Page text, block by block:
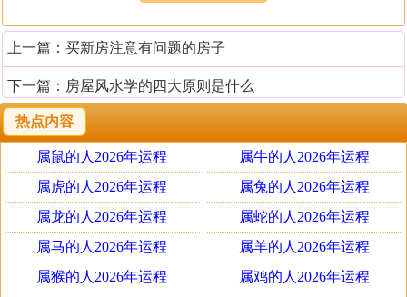
饰之类压着，梳妆镜也不宜照到床。在一般情况下，宜安
睡床在入房之右方，这样睡房门变成在床之左方进入，睡
床的位置最好与大门呈90°角，床脚不宜对向大门。但上述
情况，会因为风水计算而改变，并非一成不变。
② 床脚前，最好留有一个空间，不宜贴着床尾放电视柜或
者沙发之类的摆设，这个空间就是所谓的“名堂”，主聚水
招财，在名堂之后，可以摆放其他如电视等。名堂的大小
并无特定的尺寸，只需以自家的房屋设计为准。
（2）主人房在屋之深处
古人视一间屋或一个单位如一个人形，所以以门比喻一个
人的头和口(详细有机会再介绍)，主人房是主生育之所，
上一篇： 买新房注意有问题的房子
下一篇： 房屋风水学的四大原则是什么
热点内容
属鼠的人2026年运程
属牛的人2026年运程
属虎的人2026年运程
属兔的人2026年运程
属龙的人2026年运程
属蛇的人2026年运程
属马的人2026年运程
属羊的人2026年运程
属猴的人2026年运程
属鸡的人2026年运程